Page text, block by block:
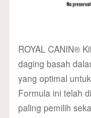
ROYAL CANIN®
daging basah
yang optimal
Formula ini telah
paling pemilih